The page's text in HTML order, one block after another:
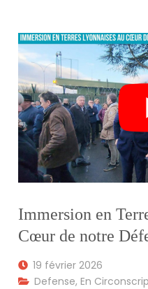
Immersion en
Cœur de notre
19 février 2026
Defense,En